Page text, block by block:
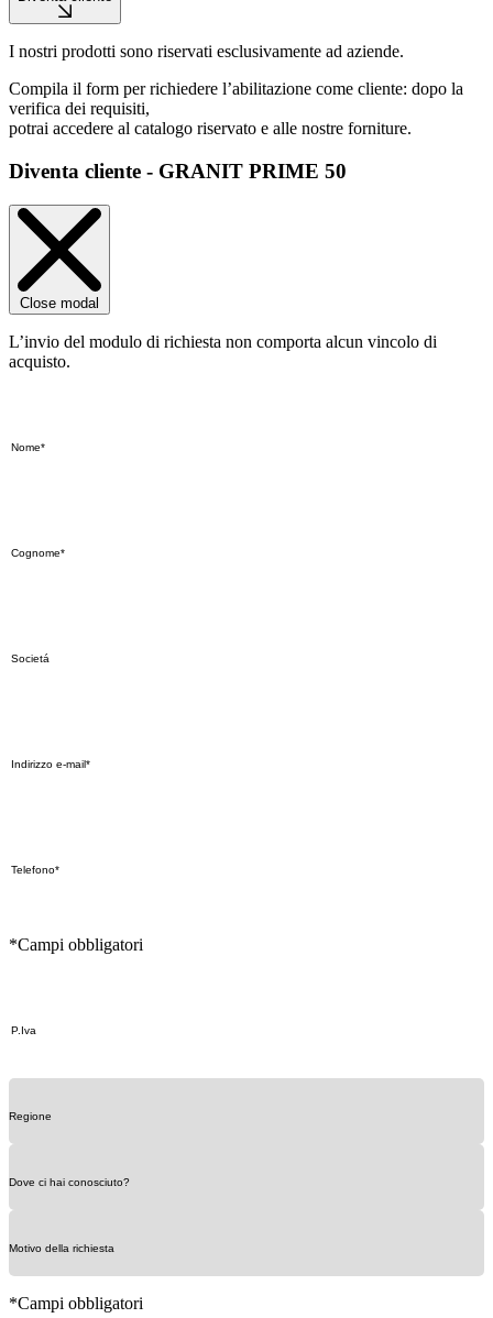
I nostri prodotti sono riservati esclusivamente ad aziende.
Compila il form per richiedere l’abilitazione come cliente: dopo la
verifica dei requisiti,
potrai accedere al catalogo riservato e alle nostre forniture.
Diventa cliente - GRANIT PRIME 50
Close modal
L’invio del modulo di richiesta non comporta alcun vincolo di
acquisto.
*Campi obbligatori
*Campi obbligatori